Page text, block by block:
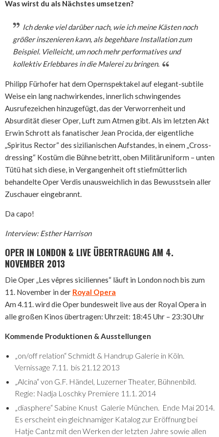
Was wirst du als Nächstes umsetzen?
Ich denke viel darüber nach, wie ich meine Kästen noch
größer inszenieren kann, als begehbare Installation zum
Beispiel. Vielleicht, um noch mehr performatives und
kollektiv Erlebbares in die Malerei zu bringen.
Philipp Fürhofer hat dem Opernspektakel auf elegant-subtile
Weise ein lang nachwirkendes, innerlich schwingendes
Ausrufezeichen hinzugefügt, das der Verworrenheit und
Absurdität dieser Oper, Luft zum Atmen gibt. Als im letzten Akt
Erwin Schrott als fanatischer Jean Procida, der eigentliche
„Spiritus Rector“ des sizilianischen Aufstandes, in einem „Cross-
dressing“ Kostüm die Bühne betritt, oben Militäruniform – unten
Tütü hat sich diese, in Vergangenheit oft stiefmütterlich
behandelte Oper Verdis unausweichlich in das Bewusstsein aller
Zuschauer eingebrannt.
Da capo!
Interview: Esther Harrison
OPER IN LONDON & LIVE ÜBERTRAGUNG AM 4.
NOVEMBER 2013
Die Oper „Les vêpres siciliennes“ läuft in London noch bis zum
11. November in der Royal Opera
Am 4.11. wird die Oper bundesweit live aus der Royal Opera in
alle großen Kinos übertragen: Uhrzeit: 18:45 Uhr – 23:30 Uhr
Kommende Produktionen & Ausstellungen
„on/off relation“ Schmidt & Handrup Galerie in Köln.
Vernissage 7.11. bis 21.12 2013
„Alcina“ von G.F. Händel, Luzerner Theater, Bühnenbild.
Regie: Nadja Loschky Premiere 11.1. 2014
„diasphere“ Sabine Knust Galerie München. Ende Mai 2014.
Es erscheint ein gleichnamiger Katalog zur Eröffnung bei
Hatje Cantz mit den Werken der letzten Jahre sowie allen